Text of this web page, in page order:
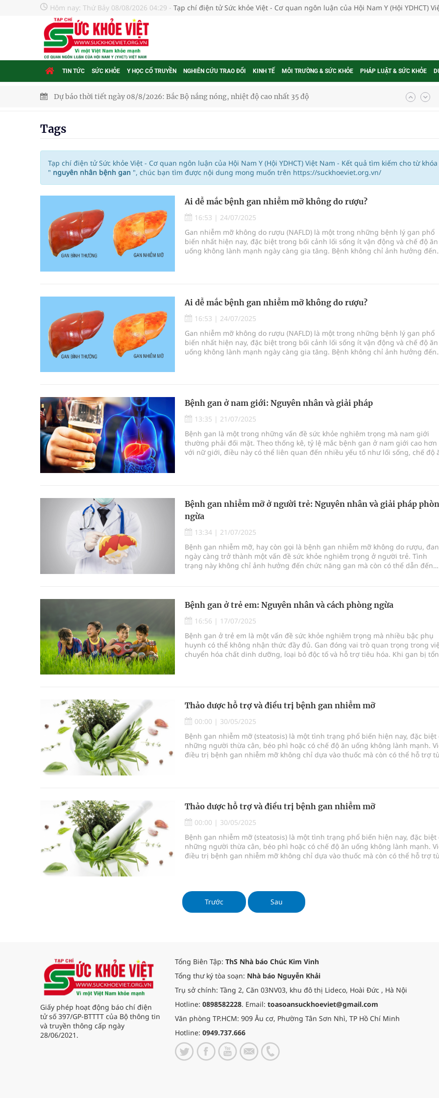
Hôm nay: Thứ Bảy 08/08/2026 04:29 - Tạp chí điện tử Sức khỏe Việt - Cơ quan ngôn luận của Hội Nam Y (Hội YDHCT)
TIN TỨC SỨC KHỎE Y HỌC CỔ TRUYỀN NGHIÊN CỨU TRAO ĐỔI KINH TẾ MÔI TRƯỜNG & SỨC KHỎE PHÁP LUẬT & SỨC KHỎE
Dự báo thời tiết ngày 08/8/2026: Bắc Bộ nắng nóng, nhiệt độ cao nhất 35 độ
Tỷ lệ tật khúc xạ ở trẻ gia tăng: Khuyến nghị của chuyên gia
Nhiều lợi thế để nâng chất lượng y tế
Vương Thành Công: Khi việc học bắt đầu từ trải nghiệm thực tế
Chấn chỉnh hoạt động kinh doanh dược liệu
Súp lơ xanh mang đến hy vọng mới trong phòng ngừa ung thư
Cách âm nhạc trị liệu được “đo ni đóng giày”
Tags
Tạp chí điện tử Sức khỏe Việt - Cơ quan ngôn luận của Hội Nam Y (Hội YDHCT) Việt Nam - Kết quả tìm kiếm cho từ khóa
" nguyên nhân bệnh gan ", chúc bạn tìm được nội dung mong muốn trên https://suckhoeviet.org.vn/
Ai dễ mắc bệnh gan nhiễm mỡ không do rượu?
16:53 | 24/07/2025
Gan nhiễm mỡ không do rượu (NAFLD) là một trong những bệnh lý gan phổ
biến nhất hiện nay, đặc biệt trong bối cảnh lối sống ít vận động và chế độ ăn
uống không lành mạnh ngày càng gia tăng. Bệnh không chỉ ảnh hưởng đến
Ai dễ mắc bệnh gan nhiễm mỡ không do rượu?
16:53 | 24/07/2025
Gan nhiễm mỡ không do rượu (NAFLD) là một trong những bệnh lý gan phổ
biến nhất hiện nay, đặc biệt trong bối cảnh lối sống ít vận động và chế độ ăn
uống không lành mạnh ngày càng gia tăng. Bệnh không chỉ ảnh hưởng đến
Bệnh gan ở nam giới: Nguyên nhân và giải pháp
13:35 | 21/07/2025
Bệnh gan là một trong những vấn đề sức khỏe nghiêm trọng mà nam giới
thường phải đối mặt. Theo thống kê, tỷ lệ mắc bệnh gan ở nam giới cao hơn
với nữ giới, điều này có thể liên quan đến nhiều yếu tố như lối sống, chế độ
Bệnh gan nhiễm mỡ ở người trẻ: Nguyên nhân và giải pháp
ngừa
13:34 | 21/07/2025
Bệnh gan nhiễm mỡ, hay còn gọi là bệnh gan nhiễm mỡ không do rượu,
ngày càng trở thành một vấn đề sức khỏe nghiêm trọng ở người trẻ. Tình
trạng này không chỉ ảnh hưởng đến chức năng gan mà còn có thể dẫn đến
Bệnh gan ở trẻ em: Nguyên nhân và cách phòng ngừa
16:56 | 17/07/2025
Bệnh gan ở trẻ em là một vấn đề sức khỏe nghiêm trọng mà nhiều bậc phụ
huynh có thể không nhận thức đầy đủ. Gan đóng vai trò quan trọng trong
chuyển hóa chất dinh dưỡng, loại bỏ độc tố và hỗ trợ tiêu hóa. Khi gan bị tổn
Thảo dược hỗ trợ và điều trị bệnh gan nhiễm mỡ
00:00 | 30/05/2025
Bệnh gan nhiễm mỡ (steatosis) là một tình trạng phổ biến hiện nay, đặc biệt
những người thừa cân, béo phì hoặc có chế độ ăn uống không lành mạnh.
điều trị bệnh gan nhiễm mỡ không chỉ dựa vào thuốc mà còn có thể hỗ trợ
Thảo dược hỗ trợ và điều trị bệnh gan nhiễm mỡ
00:00 | 30/05/2025
Bệnh gan nhiễm mỡ (steatosis) là một tình trạng phổ biến hiện nay, đặc biệt
những người thừa cân, béo phì hoặc có chế độ ăn uống không lành mạnh.
điều trị bệnh gan nhiễm mỡ không chỉ dựa vào thuốc mà còn có thể hỗ trợ
Trước
Sau
Giấy phép hoạt động báo chí điện
tử số 397/GP-BTTTT của Bộ thông tin
và truyền thông cấp ngày
28/06/2021.
Tổng Biên Tập: ThS Nhà báo Chúc Kim Vinh
Tổng thư ký tòa soạn: Nhà báo Nguyễn Khải
Trụ sở chính: Tầng 2, Căn 03NV03, khu đô thị Lideco, Hoài Đức , Hà Nội
Hotline: 0898582228. Email: toasoansuckhoeviet@gmail.com
Văn phòng TP.HCM: 909 Âu cơ, Phường Tân Sơn Nhì, TP Hồ Chí Minh
Hotline: 0949.737.666